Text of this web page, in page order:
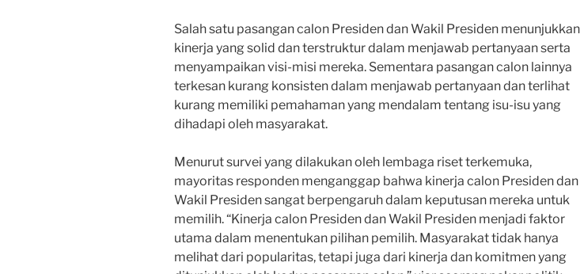
Salah satu pasangan calon Presiden dan Wakil Presiden menunjukkan
kinerja yang solid dan terstruktur dalam menjawab pertanyaan serta
menyampaikan visi-misi mereka. Sementara pasangan calon lainnya
terkesan kurang konsisten dalam menjawab pertanyaan dan terlihat
kurang memiliki pemahaman yang mendalam tentang isu-isu yang
dihadapi oleh masyarakat.
Menurut survei yang dilakukan oleh lembaga riset terkemuka,
mayoritas responden menganggap bahwa kinerja calon Presiden dan
Wakil Presiden sangat berpengaruh dalam keputusan mereka untuk
memilih. “Kinerja calon Presiden dan Wakil Presiden menjadi faktor
utama dalam menentukan pilihan pemilih. Masyarakat tidak hanya
melihat dari popularitas, tetapi juga dari kinerja dan komitmen yang